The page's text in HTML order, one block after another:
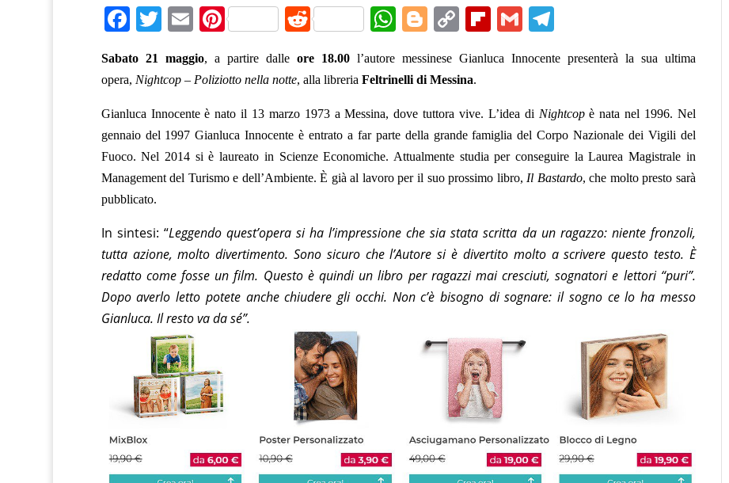
F
c
e
b
o
o
k
T
itt
er
E
m
ai
l
Pi
er
e
st
R
d
di
t
W
at
s
A
p
p
Bl
g
g
er
C
p
y
Li
n
k
Fl
b
ar
d
G
ai
T
e
a
m
Sabato 21 maggio, a partire dalle ore 18.00l’autore messinese Gianluca Innocente presenterà la sua ultima
opera, Nightcop – Poliziotto nella notte, alla libreria Feltrinelli di Messina.
Gianluca Innocente è nato il 13 marzo 1973 a Messina, dove tuttora vive. L’idea di Nightcopè nata nel 1996. Nel
gennaio del 1997 Gianluca Innocente è entrato a far parte della grande famiglia del Corpo Nazionale dei Vigili del
Fuoco. Nel 2014 si è laureato in Scienze Economiche. Attualmente studia per conseguire la Laurea Magistrale in
Management del Turismo e dell’Ambiente. È già al lavoro per il suo prossimo libro, Il Bastardo, che molto presto sarà
pubblicato.
In sintesi: “Leggendo quest’opera si ha l’impressione che sia stata scritta da un ragazzo: niente fronzoli,
tutta azione, molto divertimento. Sono sicuro che l’Autore si è divertito molto a scrivere questo testo. È
redatto come fosse un film. Questo è quindi un libro per ragazzi mai cresciuti, sognatori e lettori “puri”.
Dopo averlo letto potete anche chiudere gli occhi. Non c’è bisogno di sognare: il sogno ce lo ha messo
Gianluca. Il resto va da sé”.